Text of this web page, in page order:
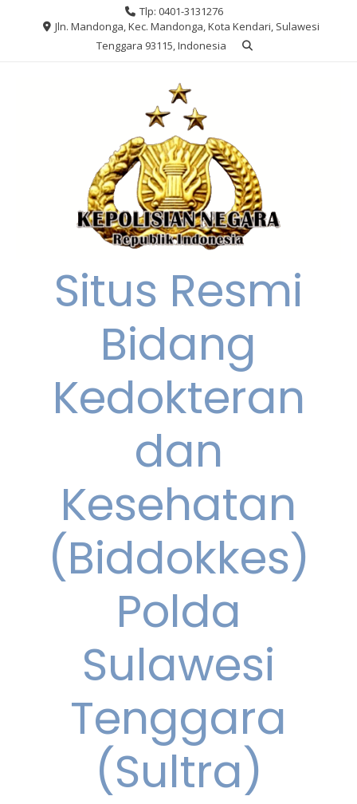
Tlp: 0401-3131276
Jln. Mandonga, Kec. Mandonga, Kota Kendari, Sulawesi
Tenggara 93115, Indonesia
Situs Resmi
Bidang
Kedokteran
dan
Kesehatan
(Biddokkes)
Polda
Sulawesi
Tenggara
(Sultra)